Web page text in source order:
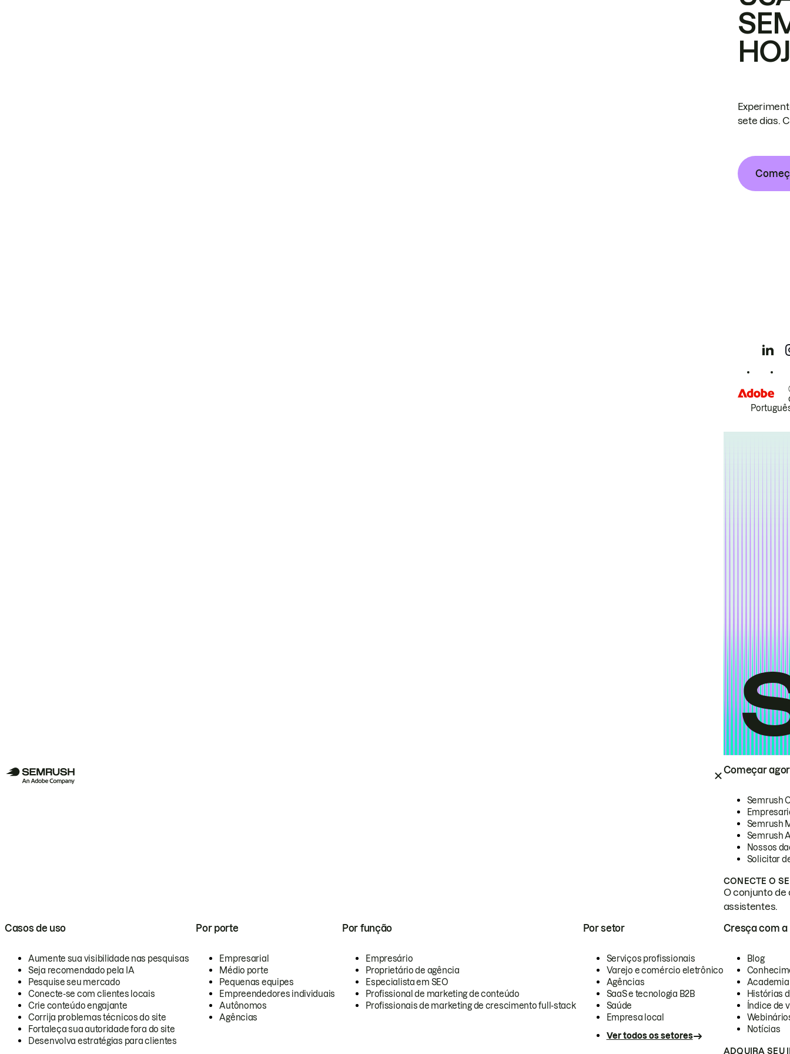
Começar
Semrush
Semrush
Semrush
Nossos
Solicitar
CONECTE O
O conjunto de
assistentes.
Casos de uso
Aumente sua visibilidade nas pesquisas
Seja recomendado pela IA
Pesquise seu mercado
Conecte-se com clientes locais
Crie conteúdo engajante
Corrija problemas técnicos do site
Fortaleça sua autoridade fora do site
Desenvolva estratégias para clientes
Por porte
Empresarial
Médio porte
Pequenas equipes
Empreendedores individuais
Autônomos
Agências
Por função
Empresário
Proprietário de agência
Especialista em SEO
Profissional de marketing de conteúdo
Profissionais de marketing de crescimento full-stack
Por setor
Serviços profissionais
Varejo e comércio eletrônico
Agências
SaaS e tecnologia B2B
Saúde
Empresa local
Ver todos os setores
Cresça com a
Blog
Academia
Histórias
Índice de
Notícias
ADQUIRA SEU
sete dias.